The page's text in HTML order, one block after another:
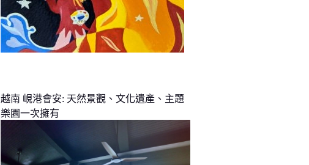
越南 峴港會安: 天然景觀、文化遺產、主題
樂園一次擁有